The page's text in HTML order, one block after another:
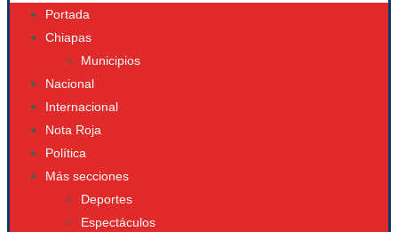
Portada
Chiapas
Municipios
Nacional
Internacional
Nota Roja
Política
Más secciones
Deportes
Espectáculos